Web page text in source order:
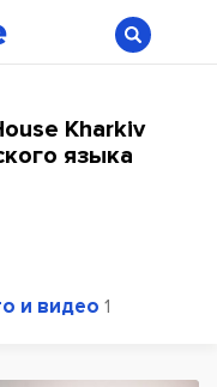
Kharkiv
языка
и видео 1